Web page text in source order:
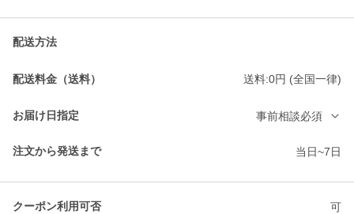
配送方法
配送料金（送料） 送料:0円 (全国一律)
お届け日指定 事前相談必須
注文から発送まで 当日~7日
クーポン利用可否 可